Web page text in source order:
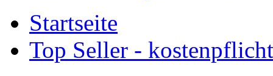
Startseite
Top Seller -